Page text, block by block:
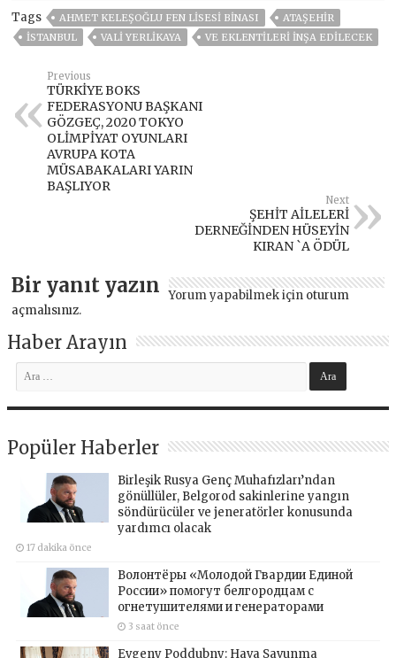
Tags AHMET KELEŞOĞLU FEN LISESI BINASI
ATAŞEHIR
ISTANBUL
VALİ YERLİKAYA VE EKLENTILERI İNŞA EDILECEK
Previous
TÜRKİYE BOKS
FEDERASYONU BAŞKANI
GÖZGEÇ, 2020 TOKYO
OLİMPİYAT OYUNLARI
AVRUPA KOTA
MÜSABAKALARI YARIN
BAŞLIYOR
Next
ŞEHİT AİLELERİ
DERNEĞİNDEN HÜSEYİN
KIRAN `A ÖDÜL
Bir yanıt yazın Yorum yapabilmek için oturum
açmalısınız.
Haber Arayın
Popüler Haberler
Birleşik Rusya Genç Muhafızları’ndan
gönüllüler, Belgorod sakinlerine yangın
söndürücüler ve jeneratörler konusunda
yardımcı olacak
17 dakika önce
Волонтёры «Молодой Гвардии Единой
России» помогут белгородцам с
огнетушителями и генераторами
3 saat önce
Evgeny Poddubny: Hava Savunma